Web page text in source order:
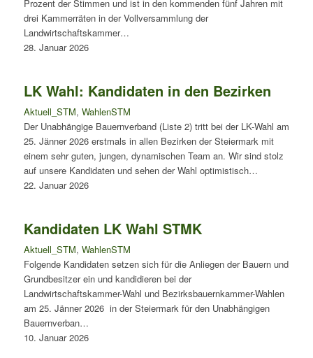
Prozent der Stimmen und ist in den kommenden fünf Jahren mit
drei Kammerräten in der Vollversammlung der
Landwirtschaftskammer…
28. Januar 2026
LK Wahl: Kandidaten in den Bezirken
Aktuell_STM, WahlenSTM
Der Unabhängige Bauernverband (Liste 2) tritt bei der LK-Wahl am
25. Jänner 2026 erstmals in allen Bezirken der Steiermark mit
einem sehr guten, jungen, dynamischen Team an. Wir sind stolz
auf unsere Kandidaten und sehen der Wahl optimistisch…
22. Januar 2026
Kandidaten LK Wahl STMK
Aktuell_STM, WahlenSTM
Folgende Kandidaten setzen sich für die Anliegen der Bauern und
Grundbesitzer ein und kandidieren bei der
Landwirtschaftskammer-Wahl und Bezirksbauernkammer-Wahlen
am 25. Jänner 2026 in der Steiermark für den Unabhängigen
Bauernverban…
10. Januar 2026